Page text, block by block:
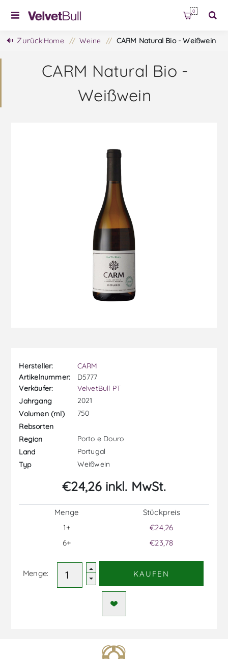
0
ZurückHome / Weine / CARM Natural Bio - Weißwein
CARM Natural Bio -
Weißwein
Hersteller:
CARM
Artikelnummer:
D5777
Verkäufer:
VelvetBull PT
Jahrgang
2021
Volumen (ml)
750
Rebsorten
Region
Porto e Douro
Land
Portugal
Typ
Weißwein
€24,26 inkl. MwSt.
Menge
1+
6+
Stückpreis
€24,26
€23,78
Menge: KAUFEN